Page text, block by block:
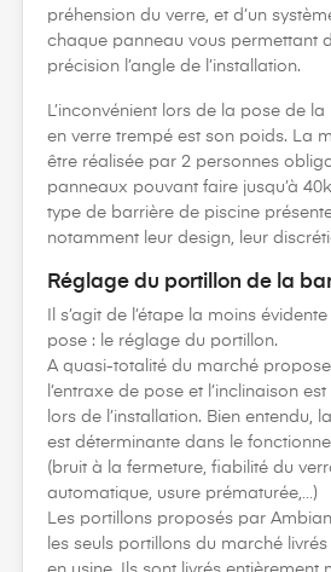
préhension du verre, et d’un
chaque panneau vous permettant
précision l’angle de l’installation.
L’inconvénient lors de la pose de
en verre trempé est son poids. La
être réalisée par 2 personnes
panneaux pouvant faire jusqu’à
type de barrière de piscine
notamment leur design, leur
Réglage du portillon de la
Il s’agit de l’étape la moins
pose : le réglage du portillon.
A quasi-totalité du marché
l’entraxe de pose et l’inclinaison
lors de l’installation. Bien entendu,
est déterminante dans le
(bruit à la fermeture, fiabilité du
automatique, usure prématurée,…)
Les portillons proposés par
les seuls portillons du marché